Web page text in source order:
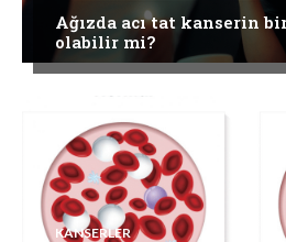
Ağızda acı tat kanserin
olabilir mi?
KANSERLER